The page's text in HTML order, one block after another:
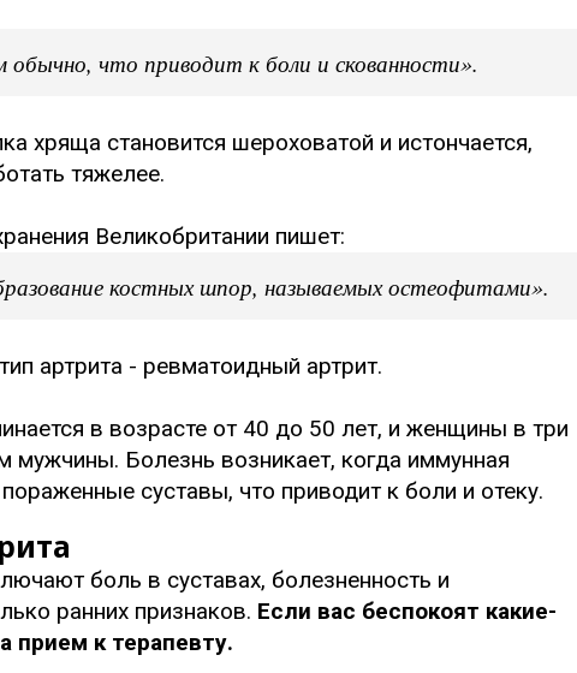
что приводит к боли и скованности».
хряща становится шероховатой и истончается,
тяжелее.
Великобритании пишет:
костных шпор, называемых остеофитами».
артрита - ревматоидный артрит.
в возрасте от 40 до 50 лет, и женщины в три
мужчины. Болезнь возникает, когда иммунная
суставы, что приводит к боли и отеку.
боль в суставах, болезненность и
ранних признаков. Если вас беспокоят какие-
прием к терапевту.